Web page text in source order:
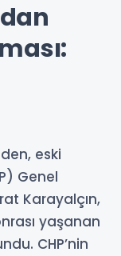
eski
Genel
Karayalçın,
yaşanan
CHP’nin